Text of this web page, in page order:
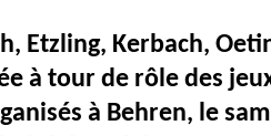
Etzling, Kerbach,
à tour de rôle des
à Behren, le